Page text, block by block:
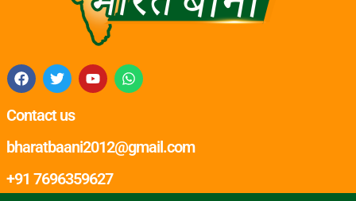
Contact us
bharatbaani2012@gmail.com
+91 7696359627